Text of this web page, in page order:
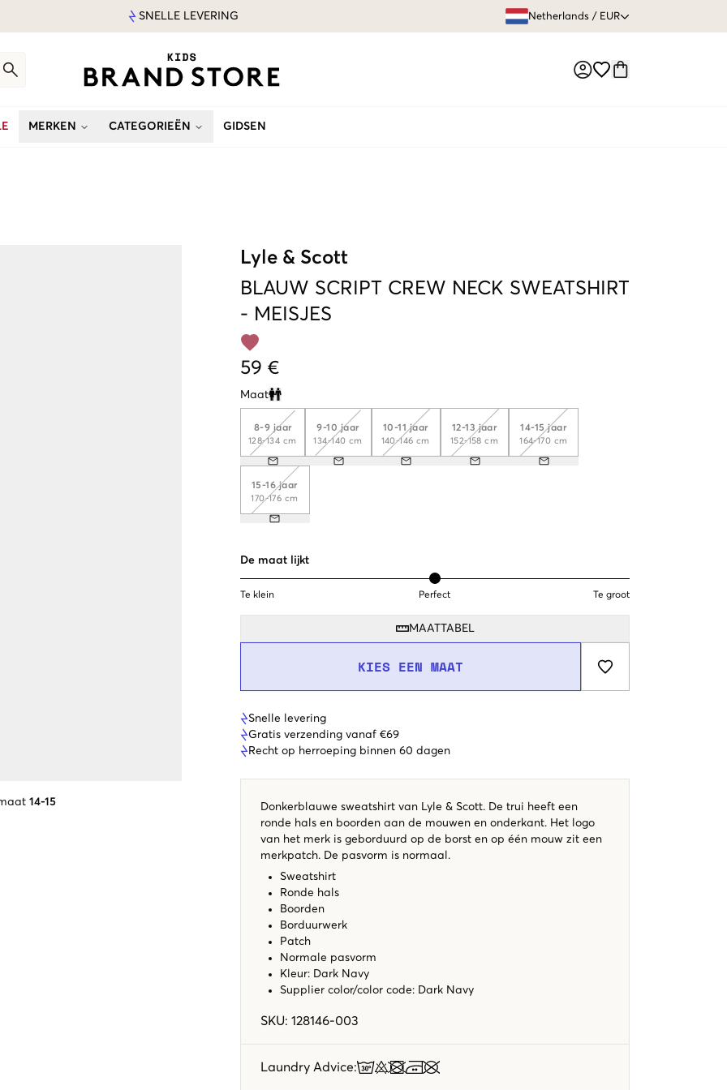
SNELLE LEVERING Netherlands / EUR
MERKEN CATEGORIEËN GIDSEN
14-15
Lyle & Scott
BLAUW SCRIPT CREW NECK SWEATSHIRT
- MEISJES
59 €
Maat
Clone modal
8-9 jaar
128-134 cm
9-10 jaar
134-140 cm
10-11 jaar
140-146 cm
12-13 jaar
152-158 cm
14-15 jaar
164-170 cm
15-16 jaar
170-176 cm
De maat lijkt
Te klein Perfect Te groot
MAATTABEL
KIES EEN MAAT
Snelle levering
Gratis verzending vanaf €69
Recht op herroeping binnen 60 dagen
Donkerblauwe sweatshirt van Lyle & Scott. De trui heeft een
ronde hals en boorden aan de mouwen en onderkant. Het logo
van het merk is geborduurd op de borst en op één mouw zit een
merkpatch. De pasvorm is normaal.
Sweatshirt
Ronde hals
Boorden
Borduurwerk
Patch
Normale pasvorm
Kleur: Dark Navy
Supplier color/color code: Dark Navy
SKU: 128146-003
Laundry Advice: